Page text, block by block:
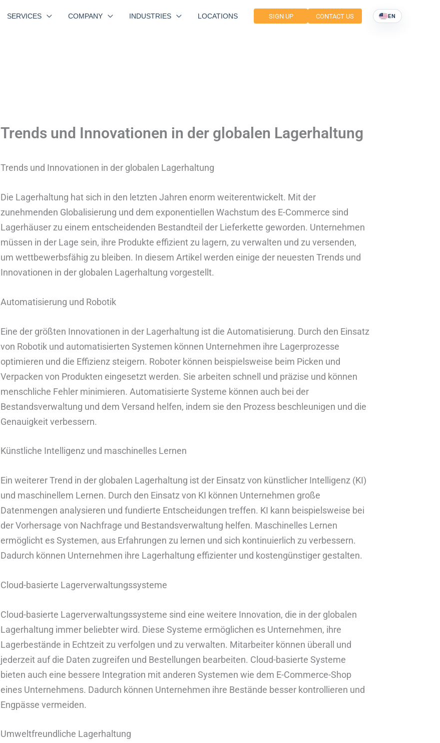
SERVICES COMPANY INDUSTRIES LOCATIONS SIGN UP CONTACT US EN
Trends und Innovationen in der globalen Lagerhaltung
Trends und Innovationen in der globalen Lagerhaltung
Die Lagerhaltung hat sich in den letzten Jahren enorm weiterentwickelt. Mit der
zunehmenden Globalisierung und dem exponentiellen Wachstum des E-Commerce sind
Lagerhäuser zu einem entscheidenden Bestandteil der Lieferkette geworden. Unternehmen
müssen in der Lage sein, ihre Produkte effizient zu lagern, zu verwalten und zu versenden,
um wettbewerbsfähig zu bleiben. In diesem Artikel werden einige der neuesten Trends und
Innovationen in der globalen Lagerhaltung vorgestellt.
Automatisierung und Robotik
Eine der größten Innovationen in der Lagerhaltung ist die Automatisierung. Durch den Einsatz
von Robotik und automatisierten Systemen können Unternehmen ihre Lagerprozesse
optimieren und die Effizienz steigern. Roboter können beispielsweise beim Picken und
Verpacken von Produkten eingesetzt werden. Sie arbeiten schnell und präzise und können
menschliche Fehler minimieren. Automatisierte Systeme können auch bei der
Bestandsverwaltung und dem Versand helfen, indem sie den Prozess beschleunigen und die
Genauigkeit verbessern.
Künstliche Intelligenz und maschinelles Lernen
Ein weiterer Trend in der globalen Lagerhaltung ist der Einsatz von künstlicher Intelligenz (KI)
und maschinellem Lernen. Durch den Einsatz von KI können Unternehmen große
Datenmengen analysieren und fundierte Entscheidungen treffen. KI kann beispielsweise bei
der Vorhersage von Nachfrage und Bestandsverwaltung helfen. Maschinelles Lernen
ermöglicht es Systemen, aus Erfahrungen zu lernen und sich kontinuierlich zu verbessern.
Dadurch können Unternehmen ihre Lagerhaltung effizienter und kostengünstiger gestalten.
Cloud-basierte Lagerverwaltungssysteme
Cloud-basierte Lagerverwaltungssysteme sind eine weitere Innovation, die in der globalen
Lagerhaltung immer beliebter wird. Diese Systeme ermöglichen es Unternehmen, ihre
Lagerbestände in Echtzeit zu verfolgen und zu verwalten. Mitarbeiter können überall und
jederzeit auf die Daten zugreifen und Bestellungen bearbeiten. Cloud-basierte Systeme
bieten auch eine bessere Integration mit anderen Systemen wie dem E-Commerce-Shop
eines Unternehmens. Dadurch können Unternehmen ihre Bestände besser kontrollieren und
Engpässe vermeiden.
Umweltfreundliche Lagerhaltung